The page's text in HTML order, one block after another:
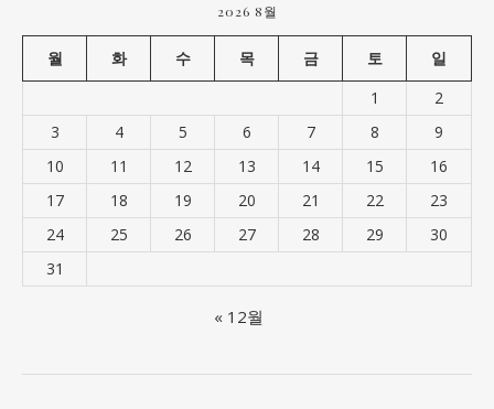
2026 8월
월 화 수 목 금 토
일
1
2
3
4 5 6 7 8
9
10
11 12 13 14 15
16
17
18 19 20 21 22
23
24
25 26 27 28 29
30
31
« 12월